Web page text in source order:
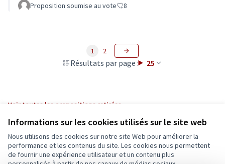
Informations sur les cookies utilisés sur le site web
Nous utilisons des cookies sur notre site Web pour améliorer la
performance et les contenus du site. Les cookies nous permettent
de fournir une expérience utilisateur et un contenu plus
Proposition soumise au vote 8
Résultats par page : 25
1 2
Voir toutes les propositions retirées
Conditions d'utilisation
Paramètres des cookies
Ecrivons Angers sur X
Ecrivons Angers sur Facebook